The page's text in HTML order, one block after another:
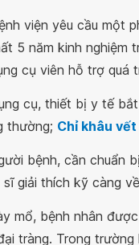
viện yêu cầu một
5 năm kinh nghiệm
cụ viên hỗ trợ quá
cụ, thiết bị y tế
thường; Chỉ khâu
bệnh, cần chuẩn
giải thích kỹ càng
mổ, bệnh nhân
tràng. Trong